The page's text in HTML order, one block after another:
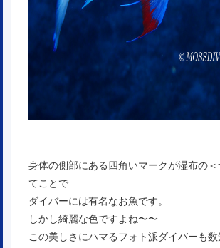
身体の側部にある四角いマークが湿布の
てことで
ダイバーには有名なお魚です。
しかし綺麗な色ですよね〜〜
この美しさにハマるフォト派ダイバーも数